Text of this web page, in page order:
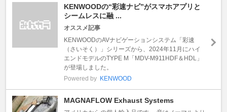
KENWOODの“彩速ナビ”がスマホアプリと
シームレスに融 ...
オススメ記事
KENWOODのAVナビゲーションシステム「彩速
（さいそく）」シリーズから、2024年11月にハイ
エンドモデルのTYPE M「MDV-M911HDF＆HDL」
が登場しました。
Powered by KENWOOD
MAGNAFLOW Exhaust Systems